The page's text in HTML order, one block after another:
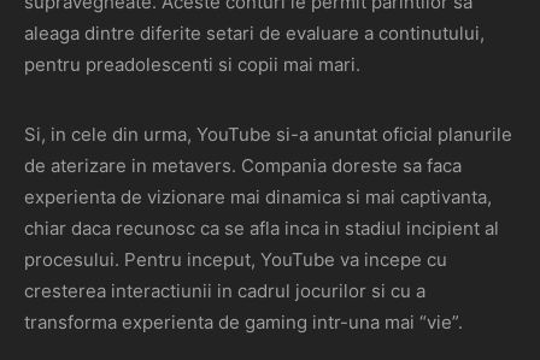
aleaga dintre diferite setari de evaluare a continutului,
pentru preadolescenti si copii mai mari.
Si, in cele din urma, YouTube si-a anuntat oficial planurile
de aterizare in metavers. Compania doreste sa faca
experienta de vizionare mai dinamica si mai captivanta,
chiar daca recunosc ca se afla inca in stadiul incipient al
procesului. Pentru inceput, YouTube va incepe cu
cresterea interactiunii in cadrul jocurilor si cu a
transforma experienta de gaming intr-una mai “vie”.